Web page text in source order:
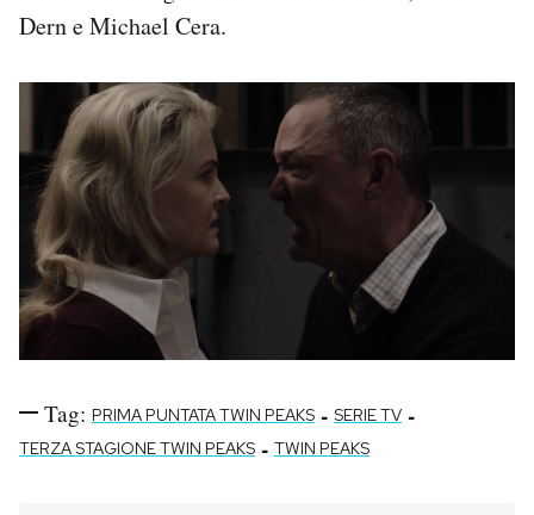
Dern e Michael Cera.
Tag: PRIMA PUNTATA TWIN PEAKS - SERIE TV -
TERZA STAGIONE TWIN PEAKS - TWIN PEAKS